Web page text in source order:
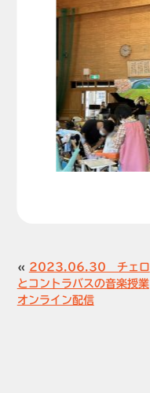
« 2023.06.30 チェロ
とコントラバスの音楽授業
オンライン配信